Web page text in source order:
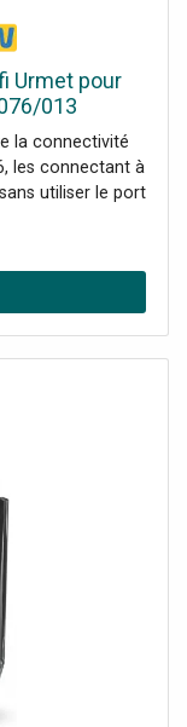
Urmet pour
013
la connectivité
les connectant à
utiliser le port
: <15
Puissance de
/ 15 dBm (11g)
-70 dBm @
Bande de
n; 802.3 / 802.3u
Portée (champ